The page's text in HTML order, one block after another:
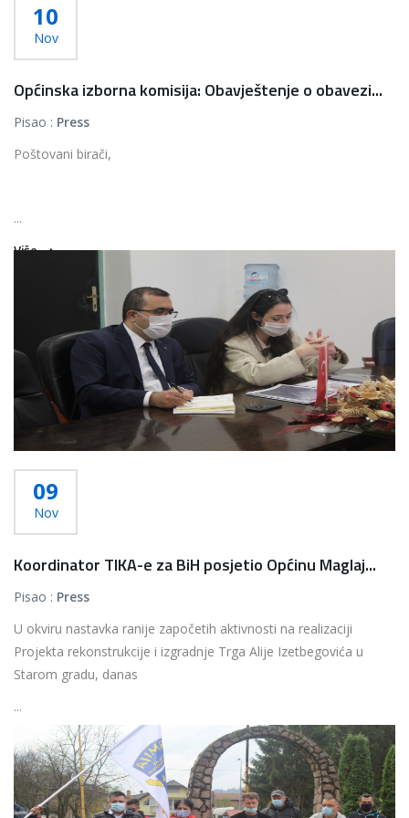
10
Nov
Općinska izborna komisija: Obavještenje o obavezi...
Pisao : Press
Poštovani birači,
...
Više...
09
Nov
Koordinator TIKA-e za BiH posjetio Općinu Maglaj...
Pisao : Press
U okviru nastavka ranije započetih aktivnosti na realizaciji
Projekta rekonstrukcije i izgradnje Trga Alije Izetbegovića u
Starom gradu, danas
...
Više...